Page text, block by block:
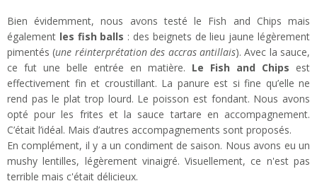
Bien évidemment, nous avons testé le Fish and Chips mais
également les fish balls : des beignets de lieu jaune légèrement
pimentés (une réinterprétation des accras antillais). Avec la sauce,
ce fut une belle entrée en matière. Le Fish and Chips est
effectivement fin et croustillant. La panure est si fine qu’elle ne
rend pas le plat trop lourd. Le poisson est fondant. Nous avons
opté pour les frites et la sauce tartare en accompagnement.
C’était l’idéal. Mais d’autres accompagnements sont proposés.
En complément, il y a un condiment de saison. Nous avons eu un
mushy lentilles, légèrement vinaigré. Visuellement, ce n'est pas
terrible mais c'était délicieux.